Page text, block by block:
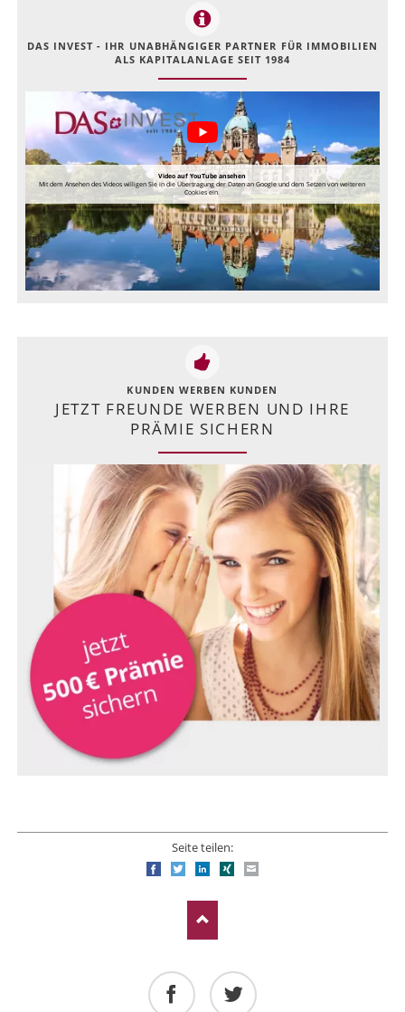
DAS INVEST - IHR UNABHÄNGIGER PARTNER FÜR IMMOBILIEN
ALS KAPITALANLAGE SEIT 1984
Video auf YouTube ansehen
Mit dem Ansehen des Videos willigen Sie in die Übertragung der Daten an Google und dem Setzen von weiteren
Cookies ein.
KUNDEN WERBEN KUNDEN
JETZT FREUNDE WERBEN UND IHRE
PRÄMIE SICHERN
Seite teilen:
FacebookTwitterLinkedIn
Xing